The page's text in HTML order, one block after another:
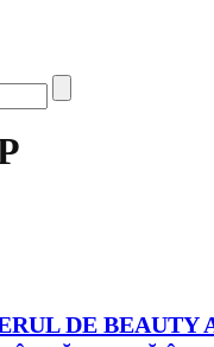
DE BEAUTY